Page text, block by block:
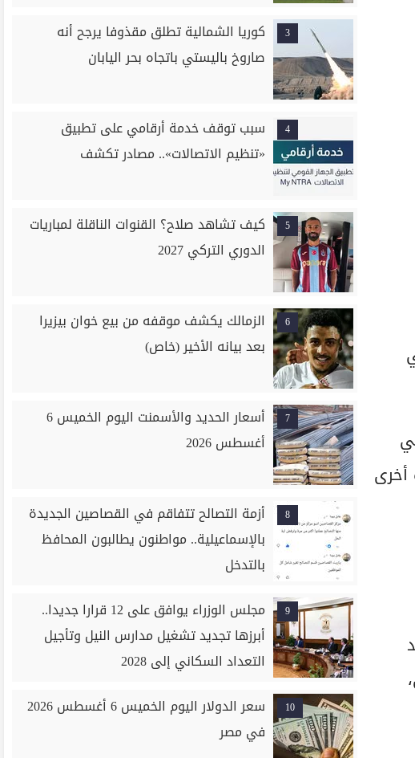
أخرى
3
كوريا الشمالية تطلق مقذوفا يرجح أنه
صاروخ باليستي باتجاه بحر اليابان
4
سبب توقف خدمة أرقامي على تطبيق
«تنظيم الاتصالات».. مصادر تكشف
5
كيف تشاهد صلاح؟ القنوات الناقلة لمباريات
الدوري التركي 2027
6
الزمالك يكشف موقفه من بيع خوان بيزيرا
بعد بيانه الأخير (خاص)
7
أسعار الحديد والأسمنت اليوم الخميس 6
أغسطس 2026
8
أزمة التصالح تتفاقم في القصاصين الجديدة
بالإسماعيلية.. مواطنون يطالبون المحافظ
بالتدخل
9
مجلس الوزراء يوافق على 12 قرارا جديدا..
أبرزها تجديد تشغيل مدارس النيل وتأجيل
التعداد السكاني إلى 2028
10
سعر الدولار اليوم الخميس 6 أغسطس 2026
في مصر